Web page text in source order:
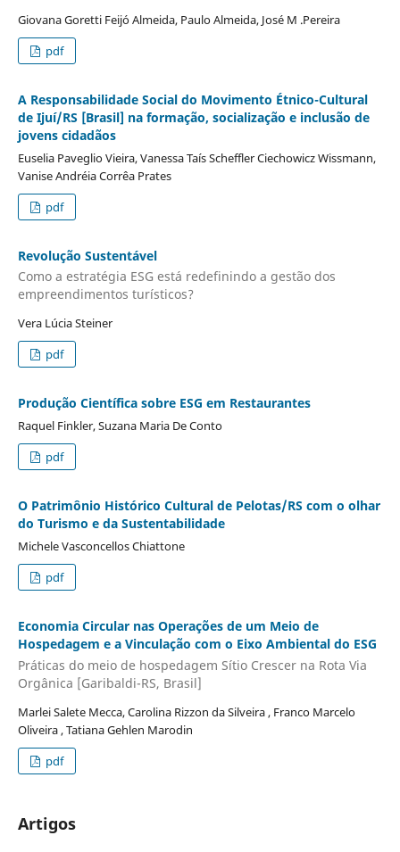
Giovana Goretti Feijó Almeida, Paulo Almeida, José M .Pereira
pdf
A Responsabilidade Social do Movimento Étnico-Cultural
de Ijuí/RS [Brasil] na formação, socialização e inclusão de
jovens cidadãos
Euselia Paveglio Vieira, Vanessa Taís Scheffler Ciechowicz Wissmann,
Vanise Andréia Corrêa Prates
pdf
Revolução Sustentável
Como a estratégia ESG está redefinindo a gestão dos
empreendimentos turísticos?
Vera Lúcia Steiner
pdf
Produção Científica sobre ESG em Restaurantes
Raquel Finkler, Suzana Maria De Conto
pdf
O Patrimônio Histórico Cultural de Pelotas/RS com o olhar
do Turismo e da Sustentabilidade
Michele Vasconcellos Chiattone
pdf
Economia Circular nas Operações de um Meio de
Hospedagem e a Vinculação com o Eixo Ambiental do ESG
Práticas do meio de hospedagem Sítio Crescer na Rota Via
Orgânica [Garibaldi-RS, Brasil]
Marlei Salete Mecca, Carolina Rizzon da Silveira , Franco Marcelo
Oliveira , Tatiana Gehlen Marodin
pdf
Artigos